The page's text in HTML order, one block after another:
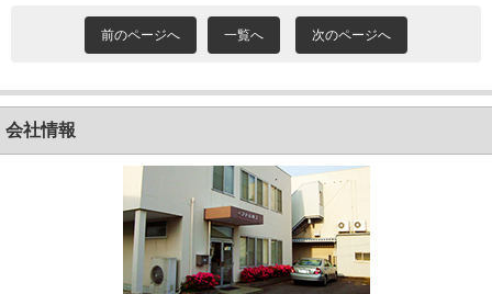
前のページへ 一覧へ 次のページへ
会社情報